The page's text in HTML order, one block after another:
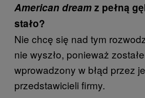
American dreamz pełną
stało?
Nie chcę się nad tym
nie wyszło, ponieważ
wprowadzony w błąd przez
przedstawicieli firmy.